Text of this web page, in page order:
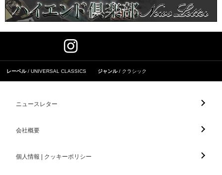
レーベル UNIVERSAL CLASSICS ジャンル クラシック
ニュースレター
会社概要
個人情報 | クッキーポリシー